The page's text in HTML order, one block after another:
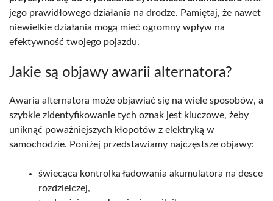
jego prawidłowego działania na drodze. Pamiętaj, że nawet
niewielkie działania mogą mieć ogromny wpływ na
efektywność twojego pojazdu.
Jakie są objawy awarii alternatora?
Awaria alternatora może objawiać się na wiele sposobów, a
szybkie zidentyfikowanie tych oznak jest kluczowe, żeby
uniknąć poważniejszych kłopotów z elektryką w
samochodzie. Poniżej przedstawiamy najczęstsze objawy:
świecąca kontrolka ładowania akumulatora na desce
rozdzielczej,